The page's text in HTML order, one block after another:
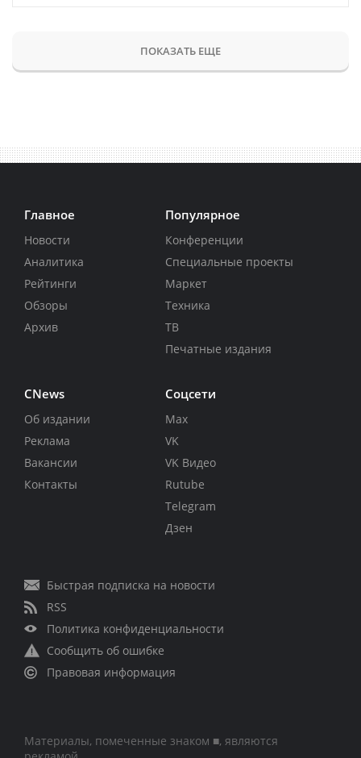
ПОКАЗАТЬ ЕЩЕ
Главное
Новости
Аналитика
Рейтинги
Обзоры
Архив
Популярное
Конференции
Специальные проекты
Маркет
Техника
ТВ
Печатные издания
CNews
Об издании
Реклама
Вакансии
Контакты
Соцсети
Max
VK
VK Видео
Rutube
Telegram
Дзен
Быстрая подписка на новости
RSS
Политика конфиденциальности
Сообщить об ошибке
Правовая информация
Материалы, помеченные знаком ■, являются